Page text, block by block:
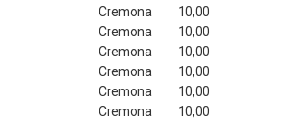
Cremona
 10,00
Cremona
 10,00
Cremona
 10,00
Cremona
 10,00
Cremona
 10,00
Cremona
 10,00